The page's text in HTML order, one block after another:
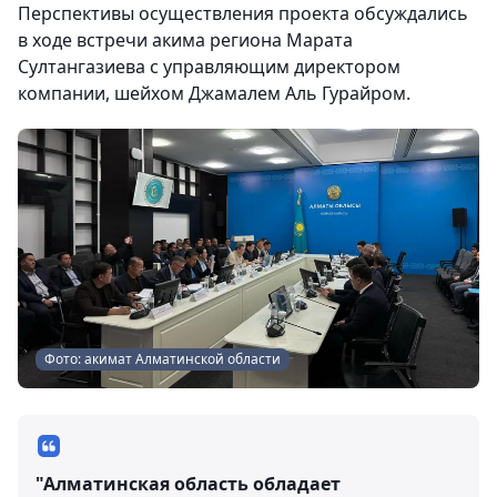
Перспективы осуществления проекта обсуждались
в ходе встречи акима региона Марата
Султангазиева с управляющим директором
компании, шейхом Джамалем Аль Гурайром.
Фото: акимат Алматинской области
"Алматинская область обладает